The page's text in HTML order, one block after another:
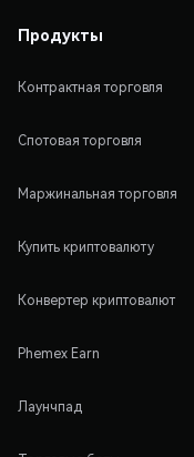
Продукты
Контрактная торговля
Спотовая торговля
Маржинальная торговля
Купить криптовалюту
Конвертер криптовалют
Phemex Earn
Лаунчпад